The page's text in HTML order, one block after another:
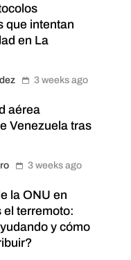
que intentan
en La
3 weeks ago
aérea
Venezuela tras
3 weeks ago
la ONU en
el terremoto:
y cómo